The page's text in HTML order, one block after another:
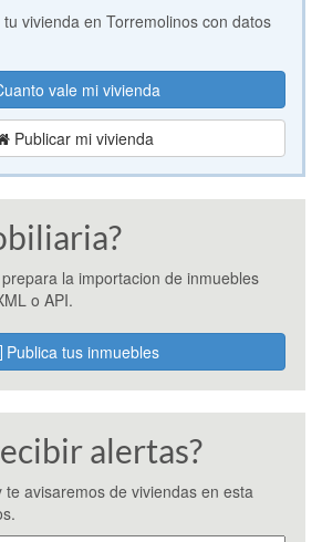
vivienda en Torremolinos con datos
vale mi vivienda
Publicar mi vivienda
la importacion de inmuebles
o API.
Publica tus inmuebles
alertas?
te avisaremos de viviendas en esta